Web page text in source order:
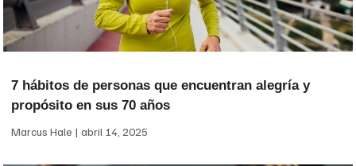
7 hábitos de personas que encuentran alegría y
propósito en sus 70 años
Marcus Hale abril 14, 2025